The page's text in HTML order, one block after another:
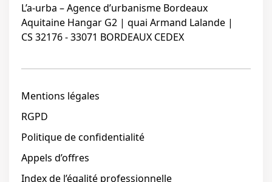
L’a-urba – Agence d’urbanisme Bordeaux
Aquitaine Hangar G2 | quai Armand Lalande |
CS 32176 - 33071 BORDEAUX CEDEX
Mentions légales
RGPD
Politique de confidentialité
Appels d’offres
Index de l’égalité professionnelle